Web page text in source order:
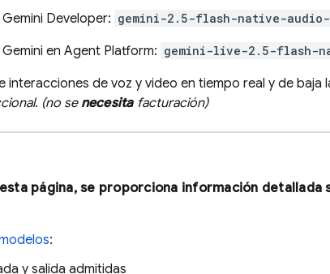
Developer: gemini-2.5-flash-native-audio-
en Agent Platform: gemini-live-2.5-flash-
interacciones de voz y video en tiempo real y de baja
. (no se necesitafacturación)
esta página, se proporciona información
:
y salida admitidas